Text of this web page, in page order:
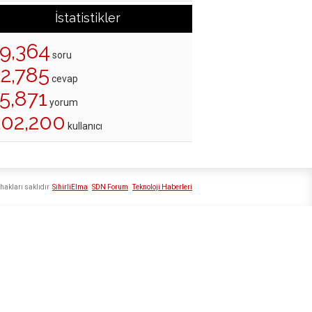
İstatistikler
soru
cevap
yorum
kullanıcı
SihirliElma SDN Forum Teknoloji Haberleri
saklıdır